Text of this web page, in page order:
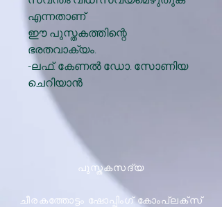
എന്നതാണ്
ഈ പുസ്തകത്തിന്റെ
ഭരതവാക്യം.
-ലഫ്. കേണല്‍ ഡോ. സോണിയ
ചെറിയാന്‍
പുസ്തകസദ്യ
ചീരകത്തോട്ടം ഷോപ്പിംഗ് കോംപ്ലക്സ്